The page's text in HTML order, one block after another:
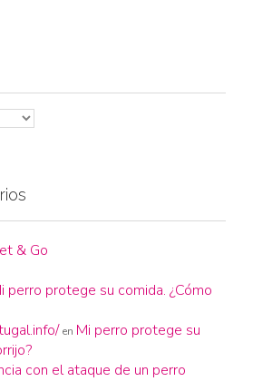
& Go
perro protege su comida. ¿Cómo
en Mi perro protege su
con el ataque de un perro